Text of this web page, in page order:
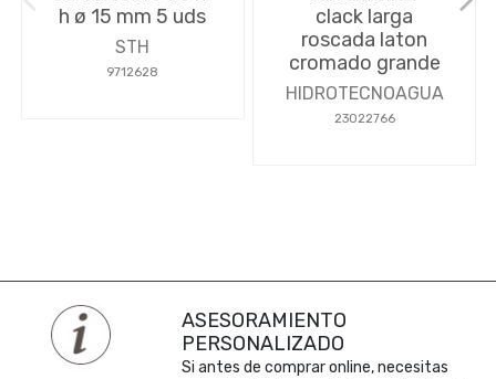
h ø 15 mm 5 uds
STH
9712628
clack larga
roscada laton
cromado grande
HIDROTECNOAGUA
23022766
ASESORAMIENTO
PERSONALIZADO
Si antes de comprar online, necesitas